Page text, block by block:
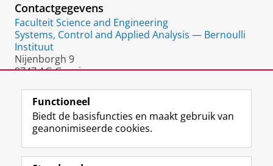
P
o
r
t
a
l
Contactgegevens
Faculteit Science and Engineering
Systems, Control and Applied Analysis — Bernoulli
Instituut
Nijenborgh 9
9747 AG Groningen
Volg de RUG
F
a
L
i
R
S
I
n
Y
o
Functioneel
Biedt de basisfuncties en maakt gebruik van
geanonimiseerde cookies.